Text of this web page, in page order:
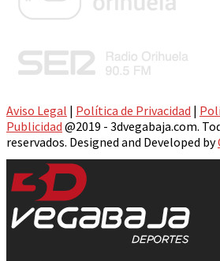
Aviso Legal | Política de Privacidad |
Publicidad @2019 - 3dvegabaja.com.
reservados. Designed and Developed by